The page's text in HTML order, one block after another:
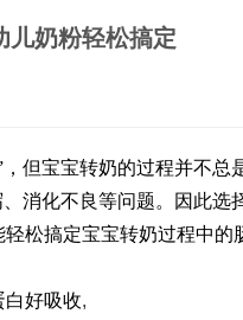
儿奶粉轻松搞定
但宝宝转奶的过程并不
消化不良等问题。因此
松搞定宝宝转奶过程中的
白好吸收,